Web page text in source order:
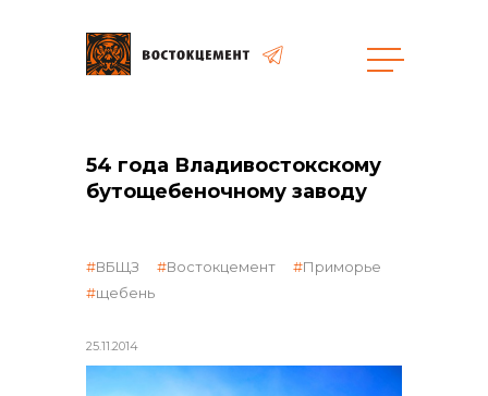
объявленные закупки
54 года Владивостокскому
бутощебеночному заводу
25.11.2014
ВБЩЗ Востокцемент
Приморье
щебень